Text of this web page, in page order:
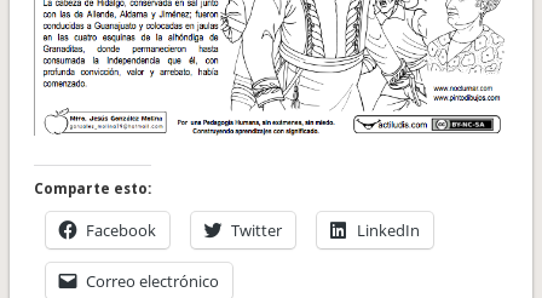
Comparte esto:
Facebook Twitter LinkedIn
Correo electrónico